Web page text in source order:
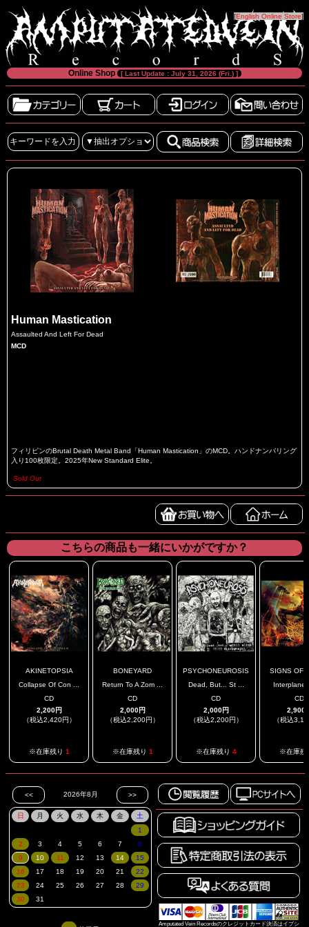
[English Online Store]
Online Shop [ Last Update : July 31, 2026 (Fri.) ]
Human Mastication
Assaulted And Left For Dead
MCD
フィリピンのBrutal Death Metal Band「Human Mastication」のMCD。ハンドナンバリング
入り100枚限定。2025年New Standard Elite。
Sold Out
こちらの商品も一緒にいかがですか？
AKINETOPSIA
Collapse Of Con ...
CD
2,200円
（税込2,420円）
※在庫残り 1
BONEYARD
Return To A Zom ...
CD
2,000円
（税込2,200円）
※在庫残り 1
PSYCHONEUROSIS
Dead, But... St ...
CD
2,000円
（税込2,200円）
※在庫残り 4
SIGNS OF
CD
2,900
（税込
※在庫残
Amputated Vein Recordsのクレジットカード決済はイプシ